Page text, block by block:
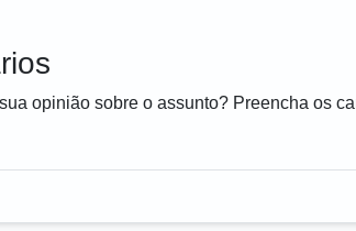
opinião sobre o assunto? Preencha os